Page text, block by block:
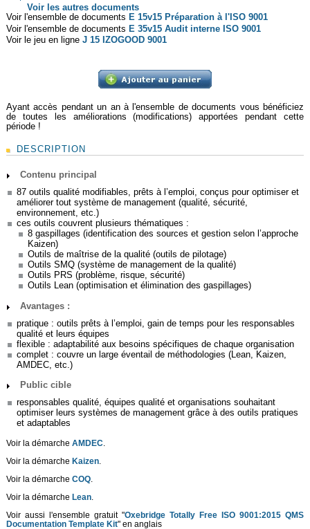
Voir les autres documents
Voir l'ensemble de documents E 15v15 Préparation à l'ISO 9001
Voir l'ensemble de documents E 35v15 Audit interne ISO 9001
Voir le jeu en ligne J 15 IZOGOOD 9001
Ayant accès pendant un an à l'ensemble de documents vous bénéficiez
de toutes les améliorations (modifications) apportées pendant cette
période !
DESCRIPTION
Contenu principal
87 outils qualité modifiables, prêts à l’emploi, conçus pour optimiser et
améliorer tout système de management (qualité, sécurité,
environnement, etc.)
ces outils couvrent plusieurs thématiques :
8 gaspillages (identification des sources et gestion selon l’approche
Kaizen)
Outils de maîtrise de la qualité (outils de pilotage)
Outils SMQ (système de management de la qualité)
Outils PRS (problème, risque, sécurité)
Outils Lean (optimisation et élimination des gaspillages)
Avantages :
pratique : outils prêts à l’emploi, gain de temps pour les responsables
qualité et leurs équipes
flexible : adaptabilité aux besoins spécifiques de chaque organisation
complet : couvre un large éventail de méthodologies (Lean, Kaizen,
AMDEC, etc.)
Public cible
responsables qualité, équipes qualité et organisations souhaitant
optimiser leurs systèmes de management grâce à des outils pratiques
et adaptables
Voir la démarche AMDEC.
Voir la démarche Kaizen.
Voir la démarche COQ.
Voir la démarche Lean.
Voir aussi l'ensemble gratuit "Oxebridge Totally Free ISO 9001:2015 QMS
Documentation Template Kit" en anglais